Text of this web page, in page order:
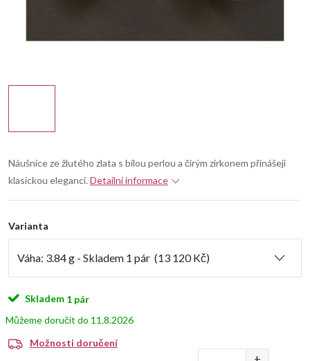
Náušnice ze žlutého zlata s bílou perlou a čirým zirkonem přinášejí
klasickou eleganci. Detailní informace
Varianta
Skladem 1 pár
11.8.2026
Možnosti doručení